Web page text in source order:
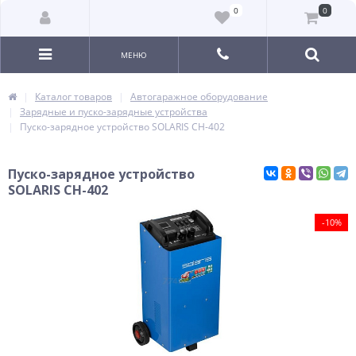
0 0
МЕНЮ
Каталог товаров
Автогаражное оборудование
Зарядные и пуско-зарядные устройства
Пуско-зарядное устройство SOLARIS CH-402
Пуско-зарядное устройство
SOLARIS CH-402
-10%